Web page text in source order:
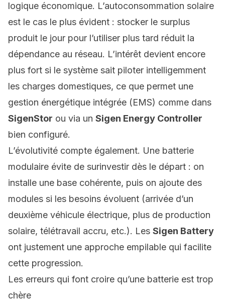
logique économique. L’autoconsommation solaire
est le cas le plus évident : stocker le surplus
produit le jour pour l’utiliser plus tard réduit la
dépendance au réseau. L’intérêt devient encore
plus fort si le système sait piloter intelligemment
les charges domestiques, ce que permet une
gestion énergétique intégrée (EMS) comme dans
SigenStor ou via un Sigen Energy Controller
bien configuré.
L’évolutivité compte également. Une batterie
modulaire évite de surinvestir dès le départ : on
installe une base cohérente, puis on ajoute des
modules si les besoins évoluent (arrivée d’un
deuxième véhicule électrique, plus de production
solaire, télétravail accru, etc.). Les Sigen Battery
ont justement une approche empilable qui facilite
cette progression.
Les erreurs qui font croire qu’une batterie est trop
chère